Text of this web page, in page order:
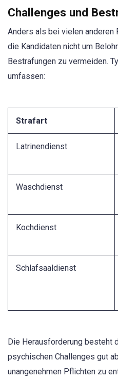
Challenges und
Anders als bei vielen anderen
die Kandidaten nicht um
Bestrafungen zu vermeiden.
umfassen:
Strafart
Latrinendienst
Waschdienst
Kochdienst
Schlafsaaldienst
Die Herausforderung besteht
psychischen Challenges gut
unangenehmen Pflichten zu